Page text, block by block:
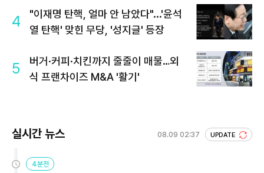
4
"이재명 탄핵, 얼마 안 남았다"...'윤석
열 탄핵' 맞힌 무당, '성지글' 등장
5
버거·커피·치킨까지 줄줄이 매물…외
식 프랜차이즈 M&A '활기'
실시간 뉴스 08.09 02:37 UPDATE
4분전